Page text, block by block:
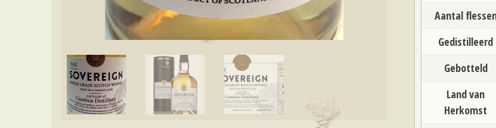
Aantal
Gedistilleerd
Gebotteld
Land van
Herkomst